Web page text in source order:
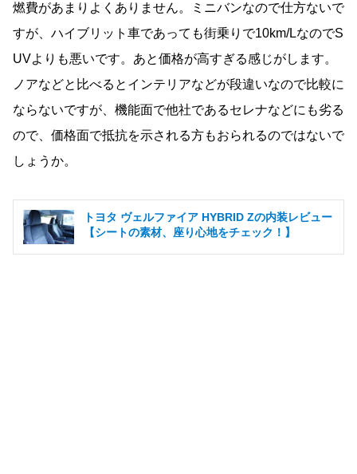
燃費があまりよくありません。ミニバンなので仕方ないで
すが、ハイブリット車であっても街乗りで10km/LなのでS
UVよりも悪いです。あと価格が高すぎる感じがします。
ノアなどと比べるとインテリアなどが段違いなので比較に
ならないですが、機能面で他社であるセレナなどにも劣る
ので、価格面で抵抗を示される方もおられるのではないで
しょうか。
トヨタ ヴェルファイア HYBRID Zの内装レビュー
【シートの素材、座り心地をチェック！】